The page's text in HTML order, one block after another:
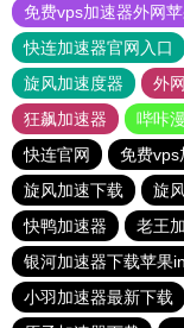
免费vps加速器外网
快连加速器官网入口
旋风加速度器
外
狂飙加速器
哔咔
快连官网
免费vps
旋风加速下载
旋
快鸭加速器
老王
银河加速器下载苹果
小羽加速器最新下载